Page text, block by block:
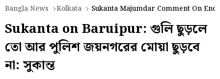
Bangla News
Kolkata Sukanta Majumdar Comment On
Sukanta on Baruipur: গুলি ছুড়লে
তো আর পুলিশ জয়নগরের মোয়া ছুড়বে
না: সুকান্ত